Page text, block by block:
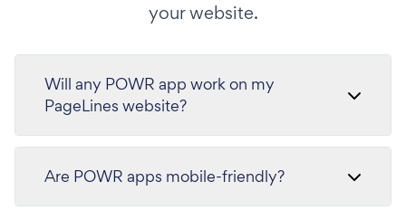
your website.
Will any POWR app work on my
PageLines website?
Are POWR apps mobile-friendly?